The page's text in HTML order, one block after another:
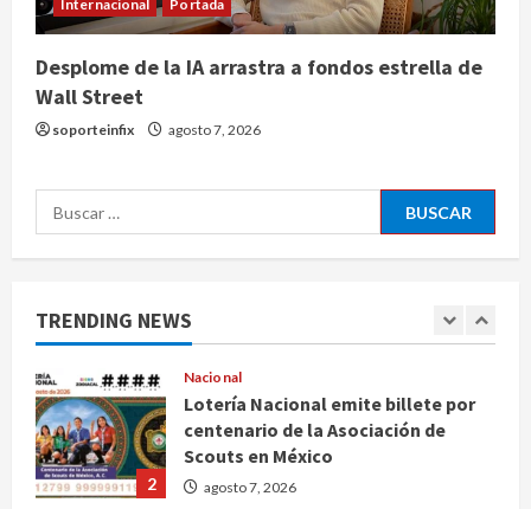
Internacional Portada
Desplome de la IA arrastra a fondos estrella de
Wall Street
soporteinfix agosto 7, 2026
Buscar:
TRENDING NEWS
EE.UU. amplía revisión de redes
y ciertos ciudadanos de México y
Fallece Carlos Garfias Merlos,
arzobispo emérito de Morelia
2
Lotería Nacional emite billete por
centenario de la Asociación de
Scouts en México
agosto 7, 2026